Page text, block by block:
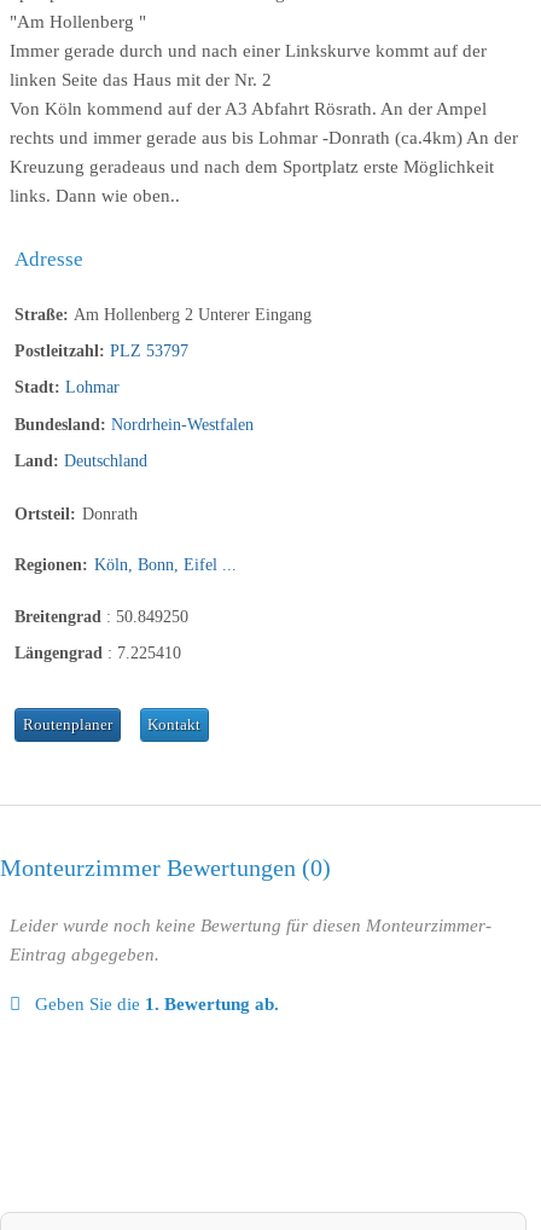
"Am Hollenberg "
Immer gerade durch und nach einer Linkskurve kommt auf der
linken Seite das Haus mit der Nr. 2
Von Köln kommend auf der A3 Abfahrt Rösrath. An der Ampel
rechts und immer gerade aus bis Lohmar -Donrath (ca.4km) An der
Kreuzung geradeaus und nach dem Sportplatz erste Möglichkeit
links. Dann wie oben..
Adresse
Straße: Am Hollenberg 2 Unterer Eingang
Postleitzahl: PLZ 53797
Stadt: Lohmar
Bundesland: Nordrhein-Westfalen
Land: Deutschland
Ortsteil: Donrath
Regionen: Köln, Bonn, Eifel ...
Breitengrad : 50.849250
Längengrad : 7.225410
Routenplaner Kontakt
Monteurzimmer Bewertungen 0
Leider wurde noch keine Bewertung für diesen Monteurzimmer-
Eintrag abgegeben.
Geben Sie die 1. Bewertung ab.